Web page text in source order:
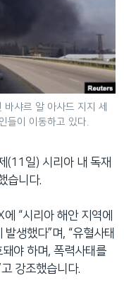
샤르 알 아사드 지지 세
들이 이동하고 있다.
(11일) 시리아 내 독재
습니다.
“시리아 해안 지역에
생했다”며, “유혈사태
야 하며, 폭력사태를
강조했습니다.